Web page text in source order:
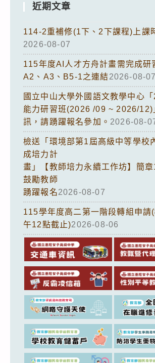
近期文章
114-2重補修(1下、2下課程)上課
2026-08-07
115年度AI人才方舟計畫需完成研
A2、A3、B5-1之連結2026-08-07
國立中山大學外國語文教學中心
能力研習班(2026 /09 ~ 2026/12)
訊，請踴躍報名參加。 2026-08-
檢送「環境部第1屆高級中等學校
成培力計
畫」【教師培力永續工作坊】簡
鼓勵教師
踴躍報名2026-08-07
115學年度高二第一階段轉組申請
午12點截止)2026-08-06